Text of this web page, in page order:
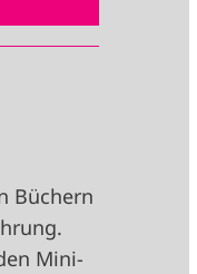
Büchern
Mini-